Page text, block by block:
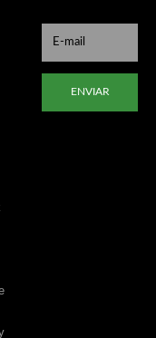
ENVIAR